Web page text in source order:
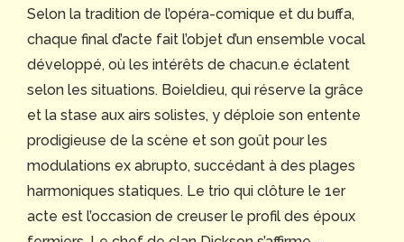
Selon la tradition de l’opéra-comique et du buffa,
chaque final d’acte fait l’objet d’un ensemble vocal
développé, où les intérêts de chacun.e éclatent
selon les situations. Boieldieu, qui réserve la grâce
et la stase aux airs solistes, y déploie son entente
prodigieuse de la scène et son goût pour les
modulations ex abrupto, succédant à des plages
harmoniques statiques. Le trio qui clôture le 1er
acte est l’occasion de creuser le profil des époux